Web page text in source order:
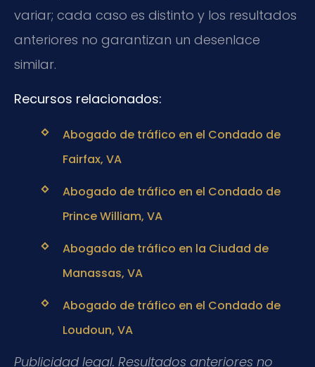
variar; cada caso es distinto y los resultados
anteriores no garantizan un desenlace
similar.
Recursos relacionados:
Abogado de tráfico en el Condado de
Fairfax, VA
Abogado de tráfico en el Condado de
Prince William, VA
Abogado de tráfico en la Ciudad de
Manassas, VA
Abogado de tráfico en el Condado de
Loudoun, VA
Publicidad legal. Resultados anteriores no